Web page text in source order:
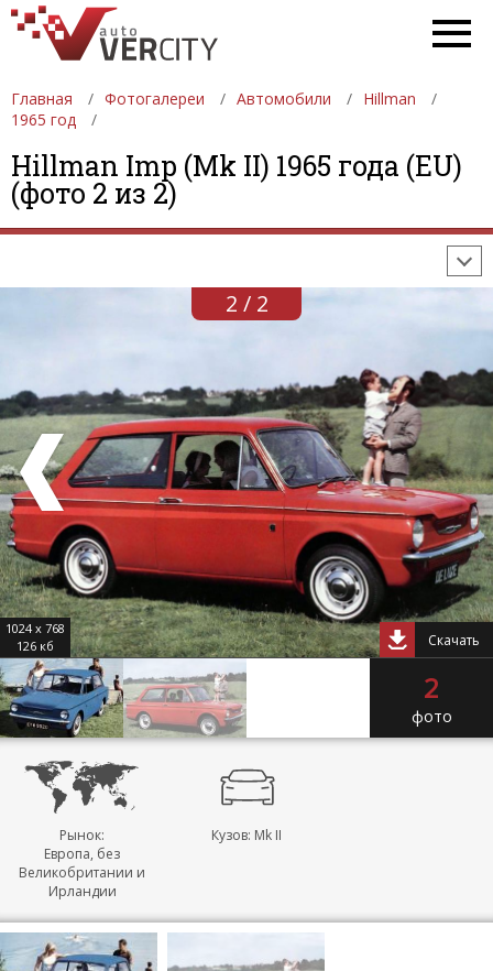
Главная Фотогалереи Автомобили
Hillman
1965 год
Hillman Imp (Mk II) 1965 года (EU)
(фото 2 из 2)
ФОТОГАЛЕРЕИ АВТОМОБИЛИ
ДЕВУШКИ
АВТОСАЛОНЫ
ФОРМУЛА-1
2 / 2
1024 x 768
126 кб
Скачать
2
фото
Рынок:
Европа, без
Великобритании и
Ирландии
Кузов: Mk II